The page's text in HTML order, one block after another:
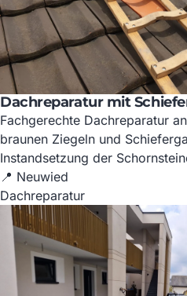
Dachreparatur mit
Fachgerechte Dachreparatur
braunen Ziegeln und
Instandsetzung der
📍 Neuwied
Dachreparatur